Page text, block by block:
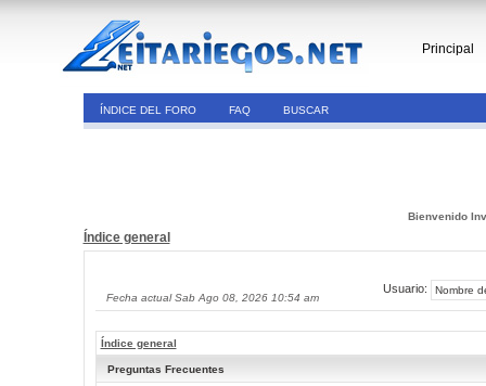
Principal
ÍNDICE DEL FORO FAQ BUSCAR
Bienvenido
Índice general
Fecha actual Sab Ago 08, 2026 10:54 am
Usuario:
Índice general
Preguntas Frecuentes